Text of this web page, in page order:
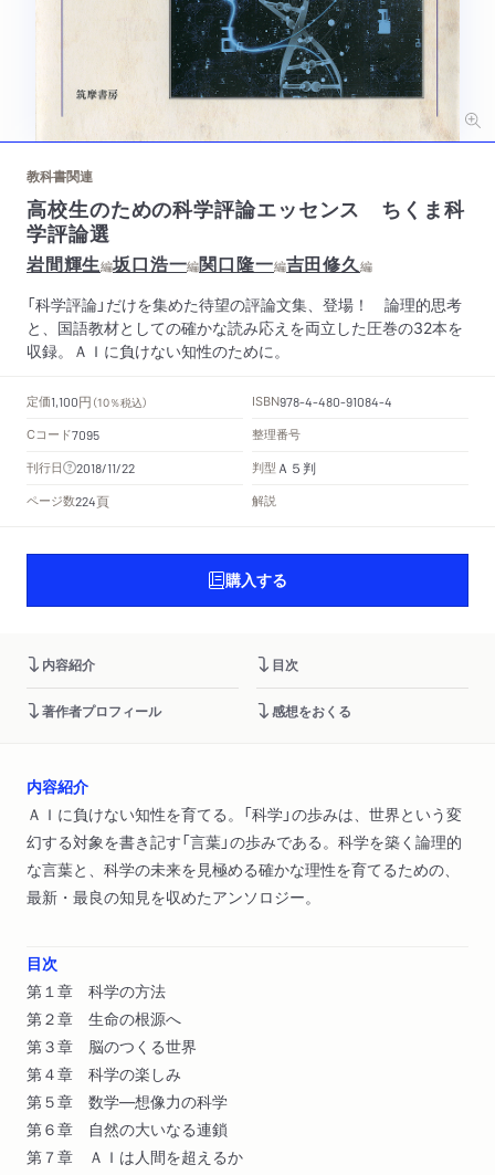
教科書関連
高校生のための科学評論エッセンス ちくま科
学評論選
岩間輝生編坂口浩一編関口隆一編吉田修久編
「科学評論」だけを集めた待望の評論文集、登場！ 論理的思考
と、国語教材としての確かな読み応えを両立した圧巻の32本を
収録。ＡＩに負けない知性のために。
定価1,100円 （10％税込） ISBN978-4-480-91084-4
Cコード7095
整理番号
刊行日
2018/11/22 判型 Ａ５判
ページ数224頁 解説
購入する
内容紹介 目次
著作者プロフィール 感想をおくる
内容紹介
ＡＩに負けない知性を育てる。「科学」の歩みは、世界という変
幻する対象を書き記す「言葉」の歩みである。科学を築く論理的
な言葉と、科学の未来を見極める確かな理性を育てるための、
最新・最良の知見を収めたアンソロジー。
目次
第１章 科学の方法
第２章 生命の根源へ
第３章 脳のつくる世界
第４章 科学の楽しみ
第５章 数学―想像力の科学
第６章 自然の大いなる連鎖
第７章 ＡＩは人間を超えるか